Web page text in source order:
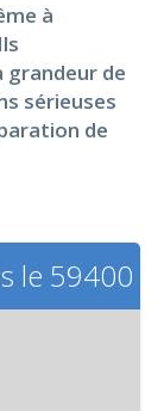
à
grandeur de
sérieuses
de
le 59400